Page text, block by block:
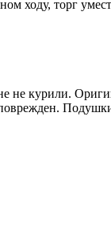
ходу, торг
не курили.